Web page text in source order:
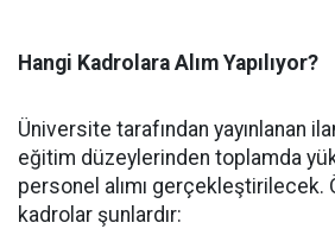
Hangi Kadrolara Alım Yapılıyor?
Üniversite tarafından yayınlanan
eğitim düzeylerinden toplamda
personel alımı gerçekleştirilecek.
kadrolar şunlardır: